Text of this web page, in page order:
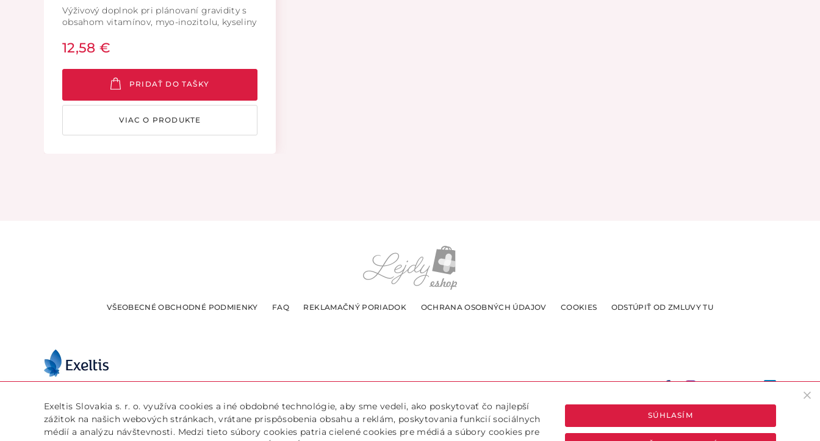
Výživový doplnok pri plánovaní gravidity s
obsahom vitamínov, myo-inozitolu, kyseliny
12,58 €
PRIDAŤ DO TAŠKY
VIAC O PRODUKTE
VŠEOBECNÉ OBCHODNÉ PODMIENKY FAQ REKLAMAČNÝ PORIADOK OCHRANA OSOBNÝCH ÚDAJOV COOKIES ODSTÚPIŤ OD ZMLUVY TU
821 09 Bratislava
Slovenská Republika
Pon – Pia: 9:30 – 16:00
Doručujeme len v rámci SR, pokiaľ máte záujem o doručenie do inej krajiny,
kontaktujte nás na emailovej adreseinfo@lejdyeshop.sk
Exeltis Slovakia s. r. o. využíva cookies a iné obdobné technológie, aby sme vedeli, ako poskytovať čo najlepší
zážitok na našich webových stránkach, vrátane prispôsobenia obsahu a reklám, poskytovania funkcií sociálnych
médií a analýzu návštevnosti. Medzi tieto súbory cookies patria cielené cookies pre médiá a súbory cookies pre
SÚHLASÍM